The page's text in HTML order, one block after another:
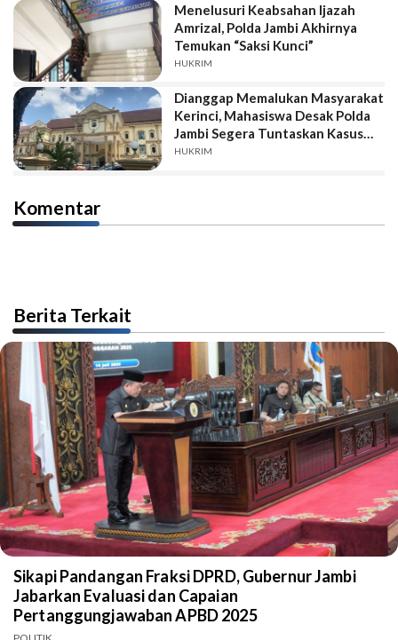
Menelusuri Keabsahan Ijazah
Amrizal, Polda Jambi Akhirnya
Temukan “Saksi Kunci”
HUKRIM
Dianggap Memalukan Masyarakat
Kerinci, Mahasiswa Desak Polda
Jambi Segera Tuntaskan Kasus
Ijazah “Duo Amrizal”
HUKRIM
Komentar
Berita Terkait
Sikapi Pandangan Fraksi DPRD, Gubernur Jambi
Jabarkan Evaluasi dan Capaian
Pertanggungjawaban APBD 2025